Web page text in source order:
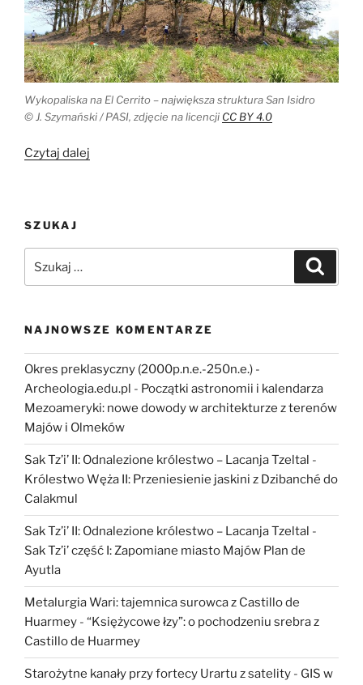
Wykopaliska na El Cerrito – największa struktura San Isidro
© J. Szymański / PASI, zdjęcie na licencji CC BY 4.0
Czytaj dalej
SZUKAJ
NAJNOWSZE KOMENTARZE
Okres preklasyczny (2000p.n.e.-250n.e.) -
Archeologia.edu.pl - Początki astronomii i kalendarza
Mezoameryki: nowe dowody w architekturze z terenów
Majów i Olmeków
Sak Tz’i’ II: Odnalezione królestwo – Lacanja Tzeltal -
Królestwo Węża II: Przeniesienie jaskini z Dzibanché do
Calakmul
Sak Tz’i’ II: Odnalezione królestwo – Lacanja Tzeltal -
Sak Tz’i’ część I: Zapomiane miasto Majów Plan de
Ayutla
Metalurgia Wari: tajemnica surowca z Castillo de
Huarmey - “Księżycowe łzy”: o pochodzeniu srebra z
Castillo de Huarmey
Starożytne kanały przy fortecy Urartu z satelity - GIS w